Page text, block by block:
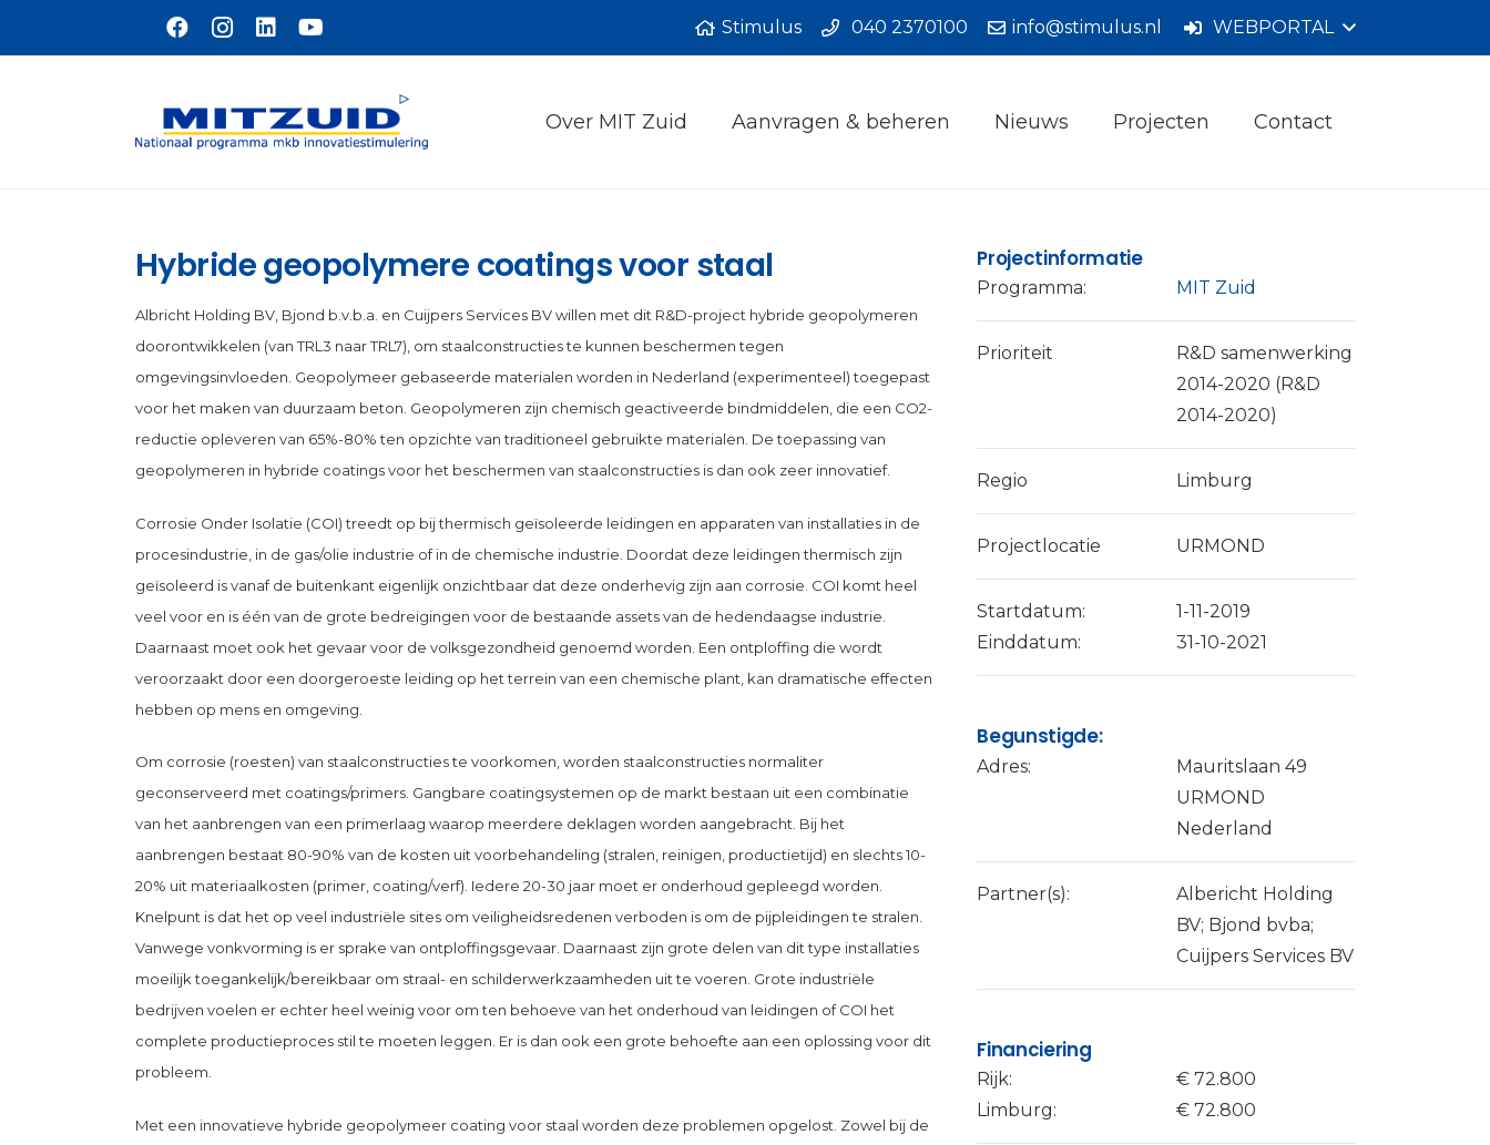
Stimulus 040 2370100 info@stimulus.nl WEBPORTAL
Over MIT Zuid Aanvragen & beheren Nieuws Projecten Contact
Hybride geopolymere coatings voor staal
Albricht Holding BV, Bjond b.v.b.a. en Cuijpers Services BV willen met dit R&D-project hybride geopolymeren
doorontwikkelen (van TRL3 naar TRL7), om staalconstructies te kunnen beschermen tegen
omgevingsinvloeden. Geopolymeer gebaseerde materialen worden in Nederland (experimenteel) toegepast
voor het maken van duurzaam beton. Geopolymeren zijn chemisch geactiveerde bindmiddelen, die een CO2-
reductie opleveren van 65%-80% ten opzichte van traditioneel gebruikte materialen. De toepassing van
geopolymeren in hybride coatings voor het beschermen van staalconstructies is dan ook zeer innovatief.
Corrosie Onder Isolatie (COI) treedt op bij thermisch geïsoleerde leidingen en apparaten van installaties in de
procesindustrie, in de gas/olie industrie of in de chemische industrie. Doordat deze leidingen thermisch zijn
geïsoleerd is vanaf de buitenkant eigenlijk onzichtbaar dat deze onderhevig zijn aan corrosie. COI komt heel
veel voor en is één van de grote bedreigingen voor de bestaande assets van de hedendaagse industrie.
Daarnaast moet ook het gevaar voor de volksgezondheid genoemd worden. Een ontploffing die wordt
veroorzaakt door een doorgeroeste leiding op het terrein van een chemische plant, kan dramatische effecten
hebben op mens en omgeving.
Om corrosie (roesten) van staalconstructies te voorkomen, worden staalconstructies normaliter
geconserveerd met coatings/primers. Gangbare coatingsystemen op de markt bestaan uit een combinatie
van het aanbrengen van een primerlaag waarop meerdere deklagen worden aangebracht. Bij het
aanbrengen bestaat 80-90% van de kosten uit voorbehandeling (stralen, reinigen, productietijd) en slechts 10-
20% uit materiaalkosten (primer, coating/verf). Iedere 20-30 jaar moet er onderhoud gepleegd worden.
Knelpunt is dat het op veel industriële sites om veiligheidsredenen verboden is om de pijpleidingen te stralen.
Vanwege vonkvorming is er sprake van ontploffingsgevaar. Daarnaast zijn grote delen van dit type installaties
moeilijk toegankelijk/bereikbaar om straal- en schilderwerkzaamheden uit te voeren. Grote industriële
bedrijven voelen er echter heel weinig voor om ten behoeve van het onderhoud van leidingen of COI het
complete productieproces stil te moeten leggen. Er is dan ook een grote behoefte aan een oplossing voor dit
probleem.
Met een innovatieve hybride geopolymeer coating voor staal worden deze problemen opgelost. Zowel bij de
Projectinformatie
Programma: MIT Zuid
Prioriteit
R&D samenwerking
2014-2020 (R&D
2014-2020)
Regio Limburg
Projectlocatie URMOND
Startdatum:
1-11-2019
Einddatum:
31-10-2021
Begunstigde:
Adres:
Mauritslaan 49
URMOND
Nederland
Partner(s):
Albericht Holding
BV; Bjond bvba;
Cuijpers Services BV
Financiering
Rijk:
€ 72.800
Limburg:
€ 72.800